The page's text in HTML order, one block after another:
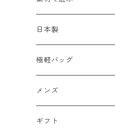
ショルダーバッグ
2WAY
リュック
ビジネスバッグ
メッシュ
エナメル
革Ｘ異素材コンビ
牛革
日本製
極軽バッグ
メンズ
レディース
メンズ
ギフト